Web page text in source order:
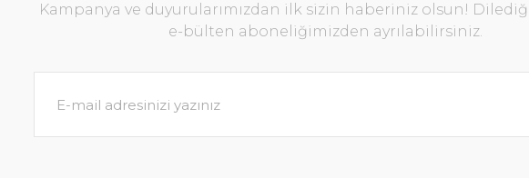
Kampanya ve duyurularımızdan ilk sizin haberiniz olsun!
e-bülten aboneliğimizden ayrılabilirsiniz.